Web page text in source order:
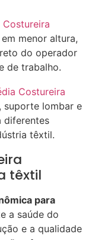
Costureira
menor altura,
do operador
de trabalho.
Costureira
suporte lombar e
diferentes
têxtil.
têxtil
para
a saúde do
e a qualidade